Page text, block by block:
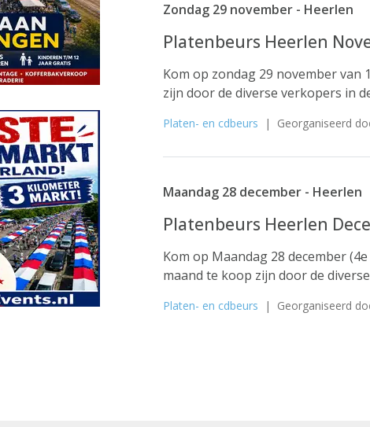
Zondag 29 november - Heerlen
Platenbeurs Heerlen
Kom op zondag 29 november van
zijn door de diverse verkopers in
Platen- en cdbeurs | Georganiseerd
Maandag 28 december - Heerlen
Platenbeurs Heerlen
Kom op Maandag 28 december
maand te koop zijn door de
Platen- en cdbeurs | Georganiseerd